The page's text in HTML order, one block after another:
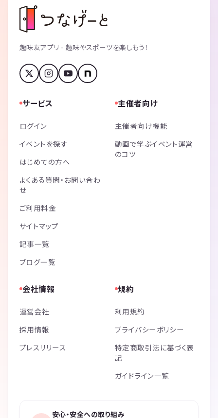
趣味友アプリ - 趣味やスポーツを楽しもう！
サービス
ログイン
イベントを探す
はじめての方へ
よくある質問・お問い合わ
せ
ご利用料金
サイトマップ
記事一覧
ブログ一覧
主催者向け
主催者向け機能
動画で学ぶイベント運営
のコツ
会社情報
運営会社
採用情報
プレスリリース
規約
利用規約
プライバシーポリシー
特定商取引法に基づく表
記
ガイドライン一覧
安心・安全への取り組み